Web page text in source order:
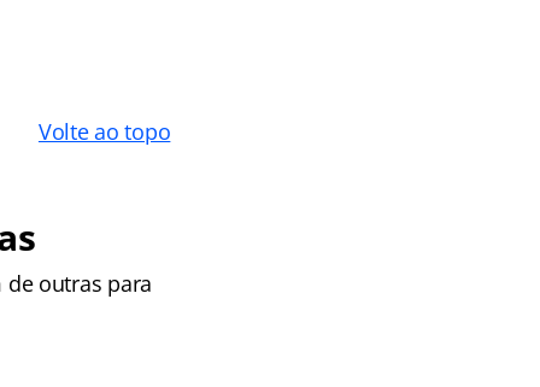
Volte ao topo
outras para